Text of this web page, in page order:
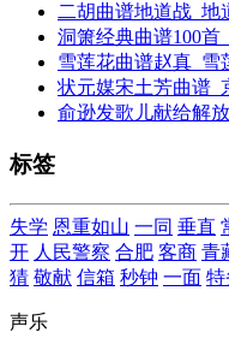
二胡曲谱地道战_地
洞箫经典曲谱100首
雪莲花曲谱赵真_雪
状元媒宋土芳曲谱_
俞逊发歌儿献给解
标签
失学 恩重如山 一同 垂直
开 人民警察 合肥 客商 青
猜 敬献 信箱 秒钟 一面 特
声乐